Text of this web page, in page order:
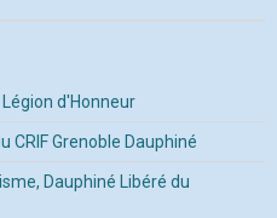
d'Honneur
CRIF Grenoble Dauphiné
Dauphiné Libéré du